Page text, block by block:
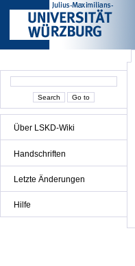
Über LSKD-Wiki
Handschriften
Letzte Änderungen
Hilfe